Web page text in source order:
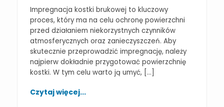
Impregnacja kostki brukowej to kluczowy
proces, który ma na celu ochronę powierzchni
przed działaniem niekorzystnych czynników
atmosferycznych oraz zanieczyszczeń. Aby
skutecznie przeprowadzić impregnację, należy
najpierw dokładnie przygotować powierzchnię
kostki. W tym celu warto ją umyć, […]
Czytaj więcej...